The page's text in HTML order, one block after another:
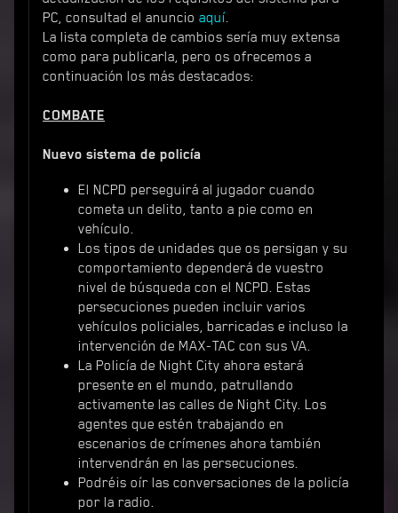
PC, consultad el anuncio aquí.
La lista completa de cambios sería muy extensa
como para publicarla, pero os ofrecemos a
continuación los más destacados:
COMBATE
Nuevo sistema de policía
El NCPD perseguirá al jugador cuando
cometa un delito, tanto a pie como en
vehículo.
Los tipos de unidades que os persigan y su
comportamiento dependerá de vuestro
nivel de búsqueda con el NCPD. Estas
persecuciones pueden incluir varios
vehículos policiales, barricadas e incluso la
intervención de MAX-TAC con sus VA.
La Policía de Night City ahora estará
presente en el mundo, patrullando
activamente las calles de Night City. Los
agentes que estén trabajando en
escenarios de crímenes ahora también
intervendrán en las persecuciones.
Podréis oír las conversaciones de la policía
por la radio.